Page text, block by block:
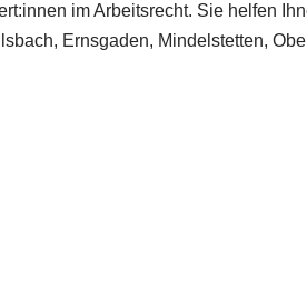
im Arbeitsrecht. Sie helfen
Ernsgaden, Mindelstetten,